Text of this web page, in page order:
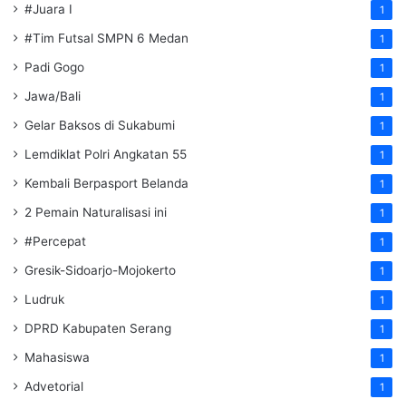
#Juara I 1
#Tim Futsal SMPN 6 Medan 1
Padi Gogo 1
Jawa/Bali 1
Gelar Baksos di Sukabumi 1
Lemdiklat Polri Angkatan 55 1
Kembali Berpasport Belanda 1
2 Pemain Naturalisasi ini 1
#Percepat 1
Gresik-Sidoarjo-Mojokerto 1
Ludruk 1
DPRD Kabupaten Serang 1
Mahasiswa 1
Advetorial 1